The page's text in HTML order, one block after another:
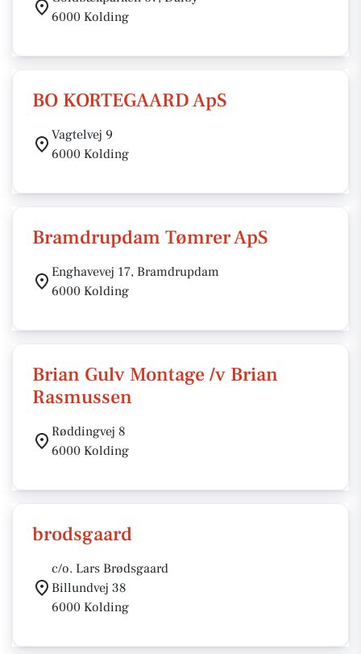
6000 Kolding
BO KORTEGAARD ApS
Vagtelvej 9
6000 Kolding
Bramdrupdam Tømrer ApS
Enghavevej 17, Bramdrupdam
6000 Kolding
Brian Gulv Montage /v Brian
Rasmussen
Røddingvej 8
6000 Kolding
brodsgaard
c/o. Lars Brødsgaard
Billundvej 38
6000 Kolding